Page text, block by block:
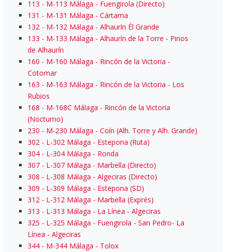
113 - M-113 Málaga - Fuengirola (Directo)
131 - M-131 Málaga - Cártama
132 - M-132 Málaga - Alhaurín Él Grande
133 - M-133 Málaga - Alhaurín de la Torre - Pinos
de Alhaurín
160 - M-160 Málaga - Rincón de la Victoria -
Cotomar
163 - M-163 Málaga - Rincón de la Victoria - Los
Rubios
168 - M-168C Málaga - Rincón de la Victoria
(Nocturno)
230 - M-230 Málaga - Coín (Alh. Torre y Alh. Grande)
302 - L-302 Málaga - Estepona (Ruta)
304 - L-304 Málaga - Ronda
307 - L-307 Málaga - Marbella (Directo)
308 - L-308 Málaga - Algeciras (Directo)
309 - L-309 Málaga - Estepona (SD)
312 - L-312 Málaga - Marbella (Exprés)
313 - L-313 Málaga - La Línea - Algeciras
325 - L-325 Málaga - Fuengirola - San Pedro- La
Línea - Algeciras
344 - M-344 Málaga - Tolox